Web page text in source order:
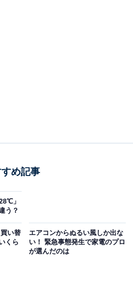
め記事
」
う？
い替
くら
エアコンからぬるい風しか出な
い！ 緊急事態発生で家電のプロ
が選んだのは